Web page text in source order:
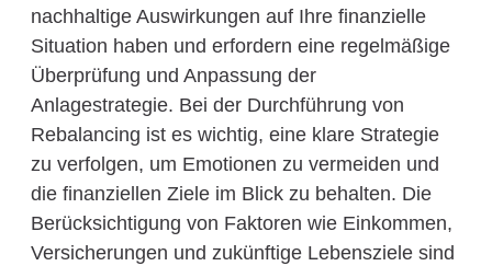
nachhaltige Auswirkungen auf Ihre finanzielle
Situation haben und erfordern eine regelmäßige
Überprüfung und Anpassung der
Anlagestrategie. Bei der Durchführung von
Rebalancing ist es wichtig, eine klare Strategie
zu verfolgen, um Emotionen zu vermeiden und
die finanziellen Ziele im Blick zu behalten. Die
Berücksichtigung von Faktoren wie Einkommen,
Versicherungen und zukünftige Lebensziele sind